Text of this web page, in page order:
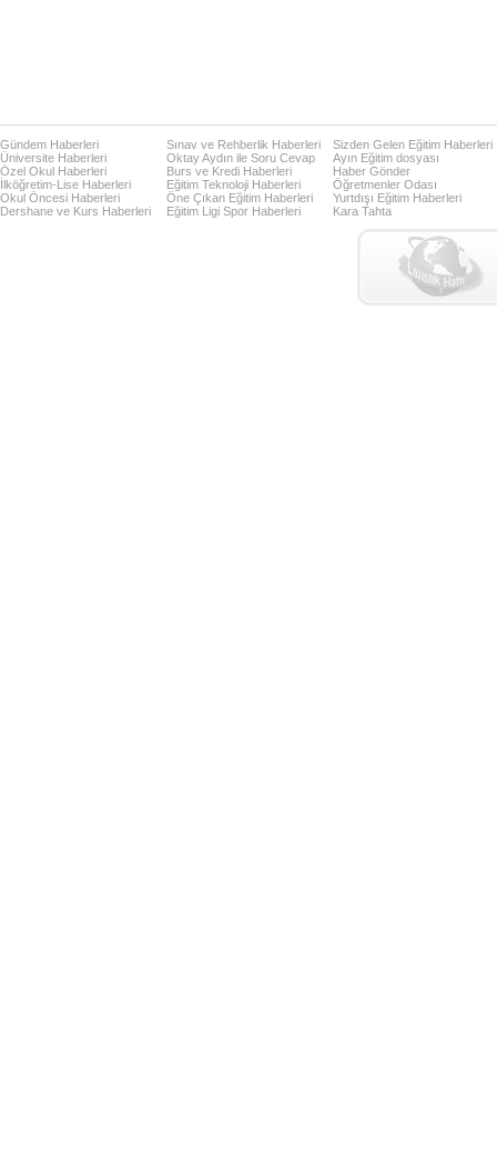
Gündem Haberleri
Üniversite Haberleri
Özel Okul Haberleri
İlköğretim-Lise Haberleri
Okul Öncesi Haberleri
Dershane ve Kurs Haberleri
Sınav ve Rehberlik Haberleri
Oktay Aydın ile Soru Cevap
Burs ve Kredi Haberleri
Eğitim Teknoloji Haberleri
Öne Çıkan Eğitim Haberleri
Eğitim Ligi Spor Haberleri
Sizden Gelen Eğitim Haberleri
Ayın Eğitim dosyası
Haber Gönder
Öğretmenler Odası
Yurtdışı Eğitim Haberleri
Kara Tahta